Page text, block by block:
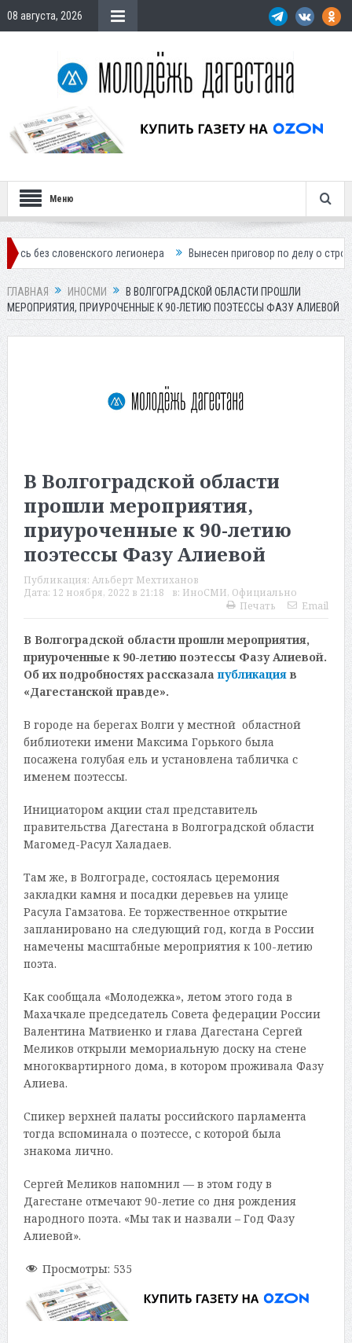
08 августа, 2026
Меню
легионера Вынесен приговор по делу о строительстве
ГЛАВНАЯ ИНОСМИ
В ВОЛГОГРАДСКОЙ ОБЛАСТИ ПРОШЛИ
МЕРОПРИЯТИЯ, ПРИУРОЧЕННЫЕ К 90-ЛЕТИЮ ПОЭТЕССЫ ФАЗУ АЛИЕВОЙ
В Волгоградской области
прошли мероприятия,
приуроченные к 90-летию
поэтессы Фазу Алиевой
Публикация: Альберт Мехтиханов
Дата: 12 ноября, 2022 в 21:18 в: ИноСМИ, Официально
Печать
Email
В Волгоградской области прошли мероприятия,
приуроченные к 90-летию поэтессы Фазу Алиевой.
Об их подробностях рассказалапубликацияв
«Дагестанской правде».
В городе на берегах Волги у местной областной
библиотеки имени Максима Горького была
посажена голубая ель и установлена табличка с
именем поэтессы.
Инициатором акции стал представитель
правительства Дагестана в Волгоградской области
Магомед-Расул Халадаев.
Там же, в Волгограде, состоялась церемония
закладки камня и посадки деревьев на улице
Расула Гамзатова. Ее торжественное открытие
запланировано на следующий год, когда в России
намечены масштабные мероприятия к 100-летию
поэта.
Как сообщала «Молодежка», летом этого года в
Махачкале председатель Совета федерации России
Валентина Матвиенко и глава Дагестана Сергей
Меликов открыли мемориальную доску на стене
многоквартирного дома, в котором проживала Фазу
Алиева.
Спикер верхней палаты российского парламента
тогда вспоминала о поэтессе, с которой была
знакома лично.
Сергей Меликов напомнил — в этом году в
Дагестане отмечают 90-летие со дня рождения
народного поэта. «Мы так и назвали – Год Фазу
Алиевой».
Просмотры: 535